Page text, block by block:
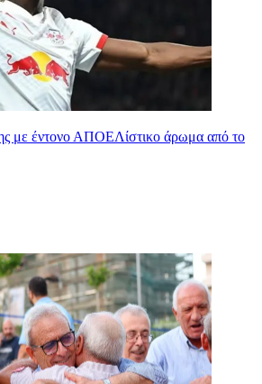
με έντονο ΑΠΟΕΛίστικο άρωμα από το